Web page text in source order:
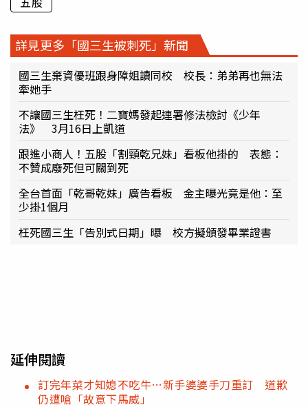
詳見更多「國三生被刺死」新聞
國三生棄資優班跟身障姐讀同校 校長：弟弟再也無法
牽她手
不讓國三生枉死！二寶媽發起連署修法檢討《少年
法》 3月16日上凱道
跟進小商人！五股「割頸乾兄妹」看板他掛的 表態：
不贊成廢死但可關到死
全台首面「乾哥乾妹」廣告看板 金主曝光竟是他：至
少掛1個月
枉死國三生「告別式日期」曝 校方擬頒發畢業證書
延伸閱讀
訂完年菜才知媳不吃牛…新手婆婆手刀重訂 道歉
仍遭嗆「故意下馬威」